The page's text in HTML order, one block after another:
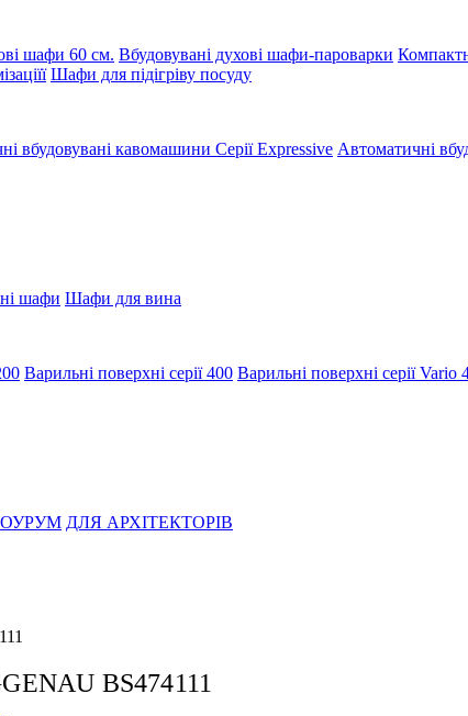
шафи 60 см. Вбудовувані духові шафи-пароварки
Шафи для підігріву посуду
вбудовувані кавомашини Серії Expressive Автоматичні
шафи Шафи для вина
Варильні поверхні серії 400 Варильні поверхні серії Vario
ДЛЯ АРХІТЕКТОРІВ
BS474111